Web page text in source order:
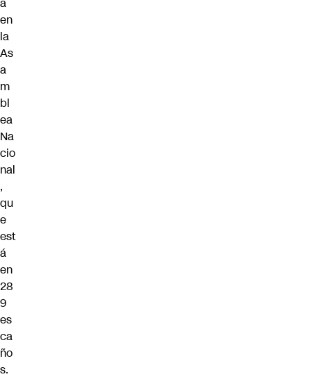
en
la
As
a
m
bl
ea
Na
cio
nal
,
qu
e
est
á
en
28
9
es
ca
ño
s.